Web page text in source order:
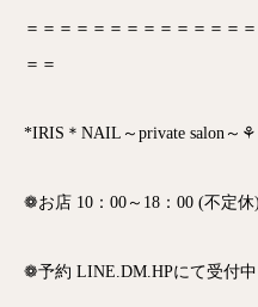
＝＝＝＝＝＝＝＝＝＝＝＝＝
＝＝
*IRIS＊NAIL～private salon～⚘
❁お店 10：00～18：00 (不定休
❁予約 LINE.DM.HPにて受付中